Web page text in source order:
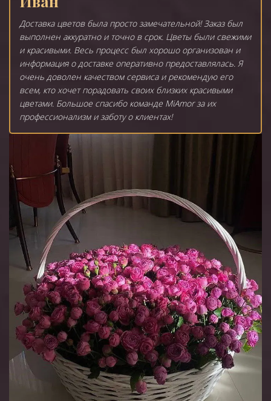
Доставка цветов была просто замечательной! Заказ был
выполнен аккуратно и точно в срок. Цветы были свежими
и красивыми. Весь процесс был хорошо организован и
информация о доставке оперативно предоставлялась. Я
очень доволен качеством сервиса и рекомендую его
всем, кто хочет порадовать своих близких красивыми
цветами. Большое спасибо команде MiAmor за их
профессионализм и заботу о клиентах!